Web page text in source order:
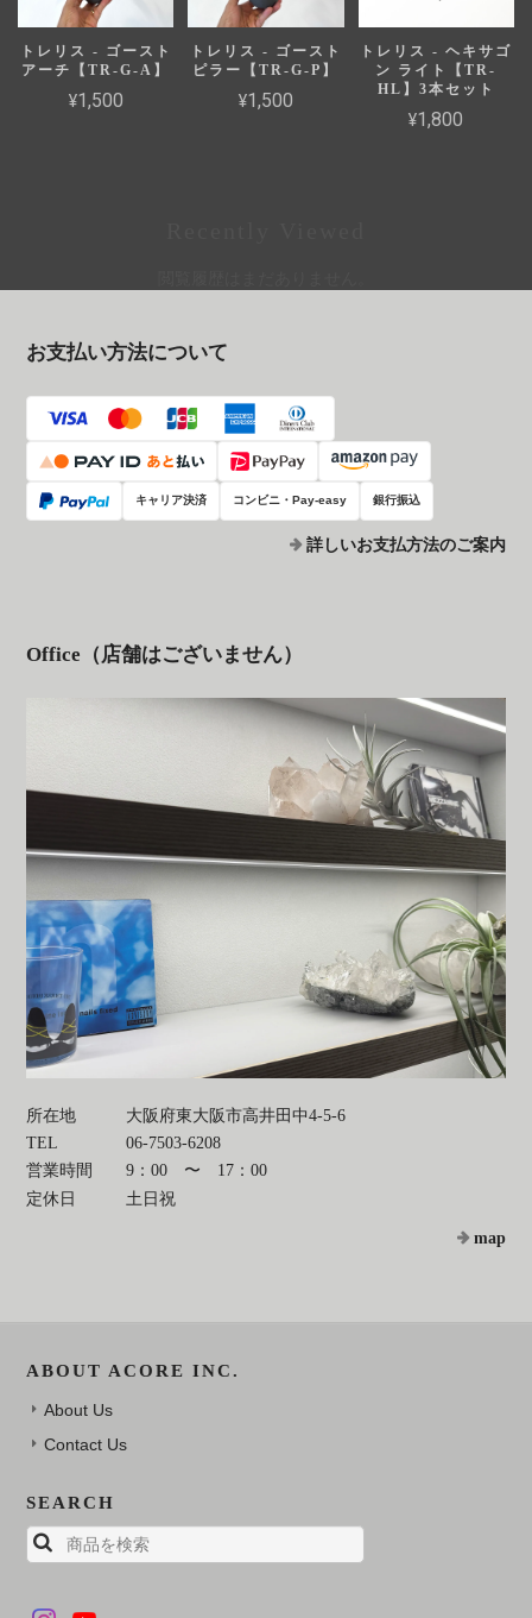
トレリス - ゴースト
アーチ【TR-G-A】
¥1,500
トレリス - ゴースト
ピラー【TR-G-P】
¥1,500
トレリス - ヘキサゴ
ン ライト【TR-
HL】3本セット
¥1,800
お支払い方法について
キャリア決済 コンビニ・Pay-easy 銀行振込
詳しいお支払方法のご案内
Office（店舗はございません）
所在地
大阪府東大阪市高井田中4-5-6
TEL
06-7503-6208
営業時間
9：00 〜 17：00
定休日
土日祝
map
ABOUT ACORE INC.
About Us
Contact Us
SEARCH